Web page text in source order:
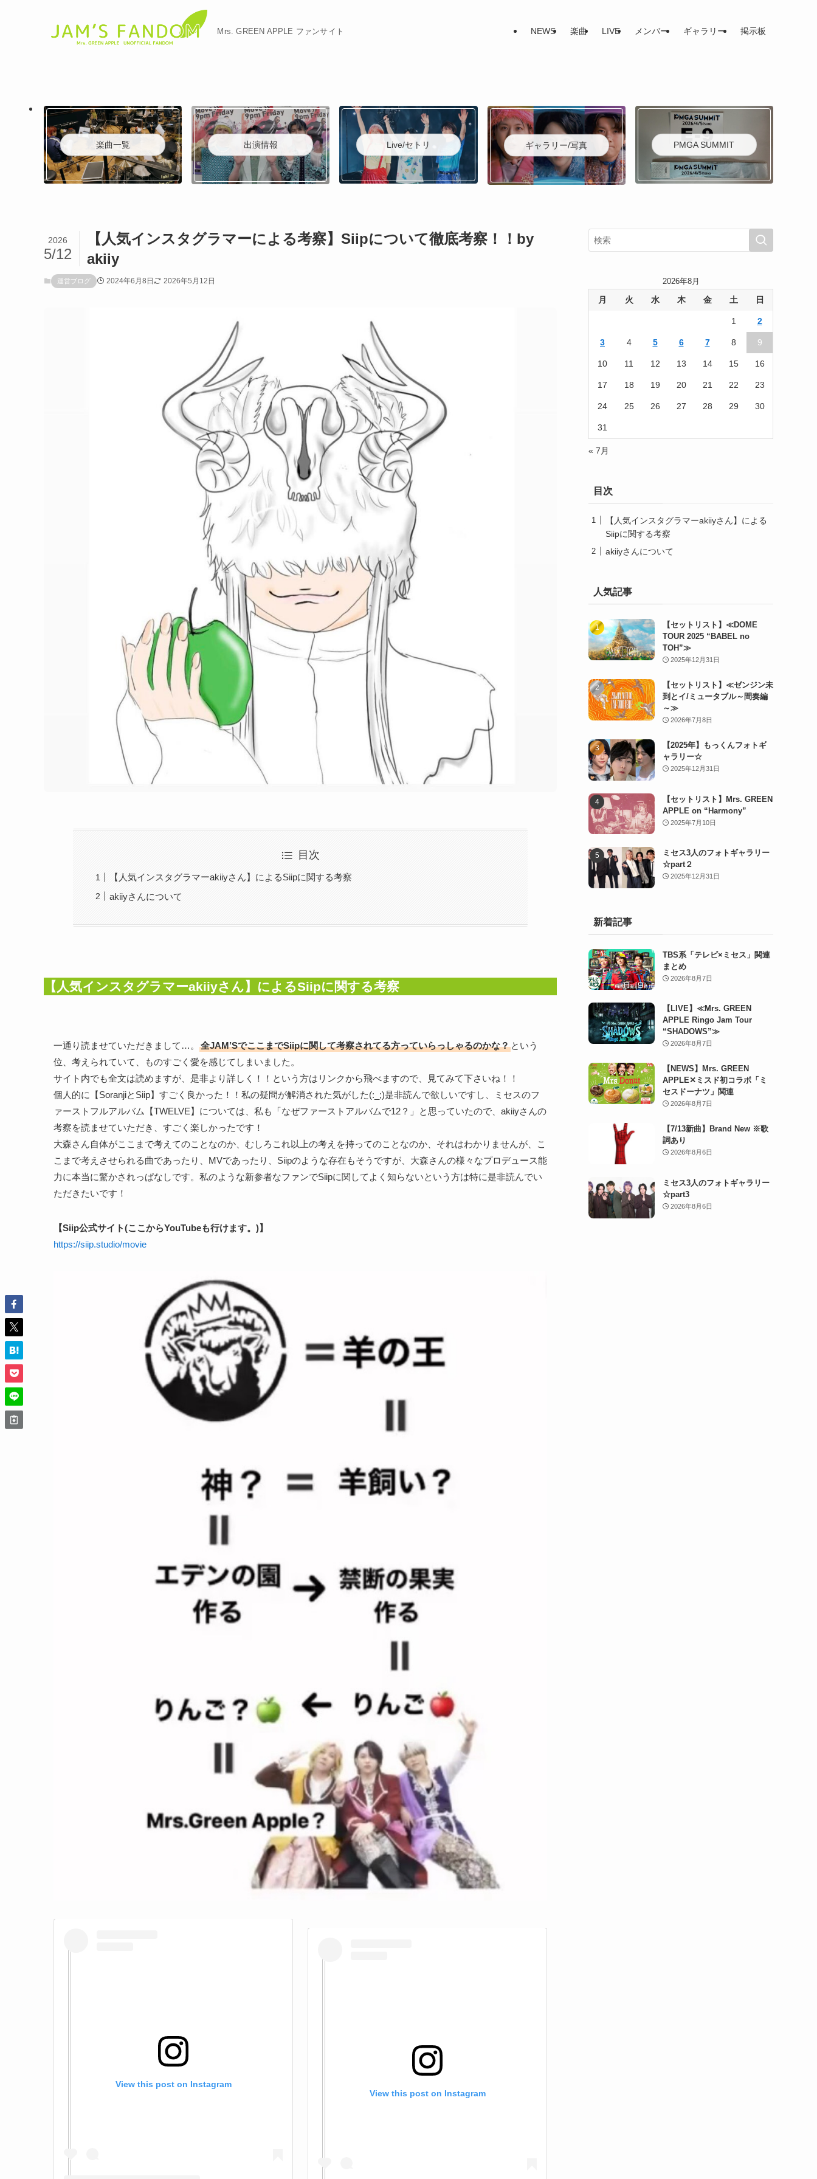
Mrs. GREEN APPLE ファンサイト NEWS 楽曲 LIVE メンバー ギャラリー 掲示板
楽曲一覧 出演情報 Live/セトリ ギャラリー/写真 PMGA SUMMIT
【人気インスタグラマーによる考察】Siipについて徹底考察！！by
akiiy
2026
5/12
運営ブログ 2024年6月8日 2026年5月12日
目次
【人気インスタグラマーakiiyさん】によるSiipに関する考察
akiiyさんについて
【人気インスタグラマーakiiyさん】によるSiipに関する考察
一通り読ませていただきまして…。 全JAM’SでここまでSiipに関して考察されてる方っていらっしゃるのかな？ という
位、考えられていて、ものすごく愛を感じてしまいました。
サイト内でも全文は読めますが、是非より詳しく！！という方はリンクから飛べますので、見てみて下さいね！！
個人的に【SoranjiとSiip】すごく良かった！！私の疑問が解消された気がした(:_;)是非読んで欲しいですし、ミセスのフ
ァーストフルアルバム【TWELVE】については、私も「なぜファーストアルバムで12？」と思っていたので、akiiyさんの
考察を読ませていただき、すごく楽しかったです！
大森さん自体がここまで考えてのことなのか、むしろこれ以上の考えを持ってのことなのか、それはわかりませんが、こ
こまで考えさせられる曲であったり、MVであったり、Siipのような存在もそうですが、大森さんの様々なプロデュース能
力に本当に驚かされっぱなしです。私のような新参者なファンでSiipに関してよく知らないという方は特に是非読んでい
ただきたいです！
【Siip公式サイト(ここからYouTubeも行けます。)】
https://siip.studio/movie
View this post on Instagram
View this post on Instagram
2026年8月
月 火 水 木 金 土 日
1 2
3 4 5 6 7 8 9
10 11 12 13 14 15 16
17 18 19 20 21 22 23
24 25 26 27 28 29 30
31
« 7月
目次
【人気インスタグラマーakiiyさん】による
Siipに関する考察
akiiyさんについて
人気記事
【セットリスト】≪DOME
TOUR 2025 “BABEL no
TOH”≫
2025年12月31日
【セットリスト】≪ゼンジン未
到とイ/ミュータブル～間奏編
～≫
2026年7月8日
【2025年】もっくんフォトギ
ャラリー☆
2025年12月31日
【セットリスト】Mrs. GREEN
APPLE on “Harmony”
2025年7月10日
ミセス3人のフォトギャラリー
☆part２
2025年12月31日
新着記事
TBS系「テレビ×ミセス」関連
まとめ
2026年8月7日
【LIVE】≪Mrs. GREEN
APPLE Ringo Jam Tour
“SHADOWS”≫
2026年8月7日
【NEWS】Mrs. GREEN
APPLE✕ミスド初コラボ「ミ
セスドーナツ」関連
2026年8月7日
【7/13新曲】Brand New ※歌
詞あり
2026年8月6日
ミセス3人のフォトギャラリー
☆part3
2026年8月6日